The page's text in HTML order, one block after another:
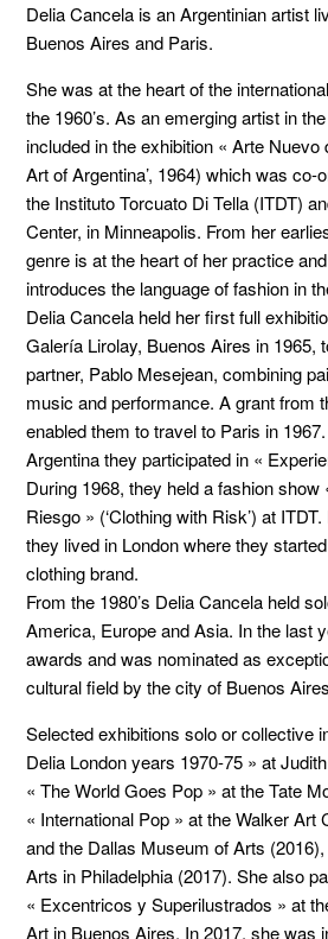
Delia Cancela is an Argentinian artist
Buenos Aires and Paris.
She was at the heart of the
the 1960’s. As an emerging artist in
included in the exhibition « Arte Nuevo
Art of Argentina’, 1964) which was co-
the Instituto Torcuato Di Tella (ITDT)
Center, in Minneapolis. From her
genre is at the heart of her practice
introduces the language of fashion in
Delia Cancela held her first full
Galería Lirolay, Buenos Aires in 1965,
partner, Pablo Mesejean, combining
music and performance. A grant from
enabled them to travel to Paris in
Argentina they participated in «
During 1968, they held a fashion show
Riesgo » (‘Clothing with Risk’) at
they lived in London where they
clothing brand.
From the 1980’s Delia Cancela held
America, Europe and Asia. In the last
awards and was nominated as
cultural field by the city of Buenos
Selected exhibitions solo or collective
Delia London years 1970-75 » at
« The World Goes Pop » at the Tate
« International Pop » at the Walker Art
and the Dallas Museum of Arts
Arts in Philadelphia (2017). She also
« Excentricos y Superilustrados » at
Art in Buenos Aires. In 2017, she was